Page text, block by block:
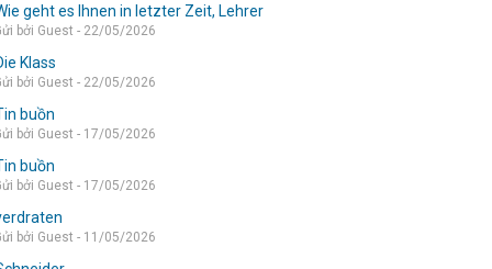
geht es Ihnen in letzter Zeit, Lehrer
bởi Guest - 22/05/2026
Klass
bởi Guest - 22/05/2026
buồn
bởi Guest - 17/05/2026
buồn
bởi Guest - 17/05/2026
bởi Guest - 11/05/2026